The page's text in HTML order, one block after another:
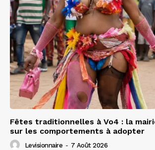
Fêtes traditionnelles à Vo4 : la
sur les comportements à adopter
Levisionnaire - 7 Août 2026